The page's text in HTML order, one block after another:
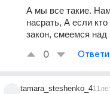
А мы все такие.
насрать, А если
закон, смеемся над
0
tamara_steshenko_4